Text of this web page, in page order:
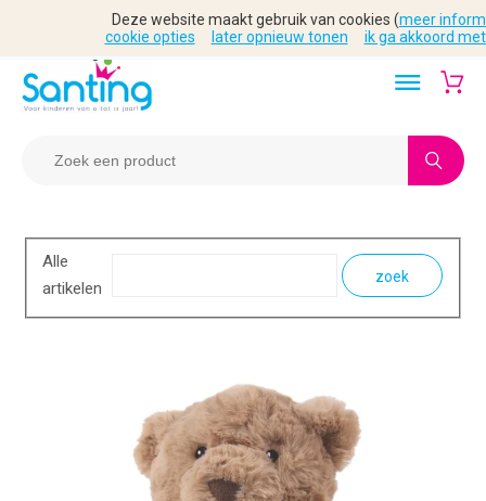
Alle
artikelen
zoek
Deze website maakt gebruik van cookies (meer
cookie opties
later opnieuw tonen ik ga akkoord